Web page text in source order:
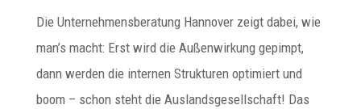
Die Unternehmensberatung Hannover zeigt dabei, wie
man’s macht: Erst wird die Außenwirkung gepimpt,
dann werden die internen Strukturen optimiert und
boom – schon steht die Auslandsgesellschaft! Das